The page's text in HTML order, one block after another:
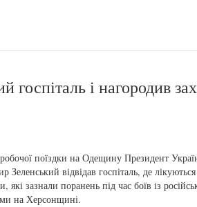
госпіталь і нагородив
поїздки на Одещину Президент
Зеленський відвідав госпіталь, де лікуються
які зазнали поранень під час боїв із
на Херсонщині.